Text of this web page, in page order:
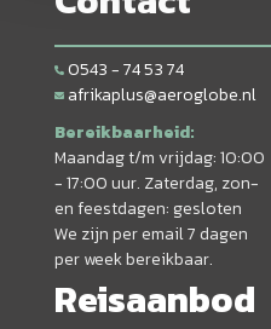
0543 - 74 53 74
afrikaplus@aeroglobe.nl
Bereikbaarheid:
Maandag t/m vrijdag: 10:00
- 17:00 uur. Zaterdag, zon-
en feestdagen: gesloten
We zijn per email 7 dagen
per week bereikbaar.
Reisaanbod